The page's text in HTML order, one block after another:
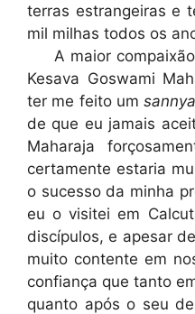
terras estrangeiras e
mil milhas todos os
A maior
Kesava Goswami
ter me feito um
de que eu jamais
Maharaja
certamente estaria
o sucesso da minha
eu o visitei em
discípulos, e apesar
muito contente em
confiança que tanto
quanto após o seu